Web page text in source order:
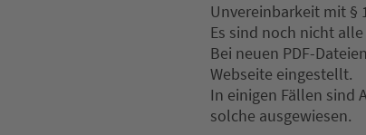
Unvereinbarkeit mit §
Es sind noch nicht
Bei neuen PDF-
Webseite eingestellt.
In einigen Fällen sind
solche ausgewiesen.